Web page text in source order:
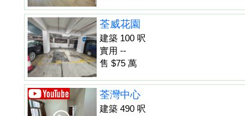
荃威花園
建築 100 呎
實用 --
售 $75 萬
荃灣中心
建築 490 呎